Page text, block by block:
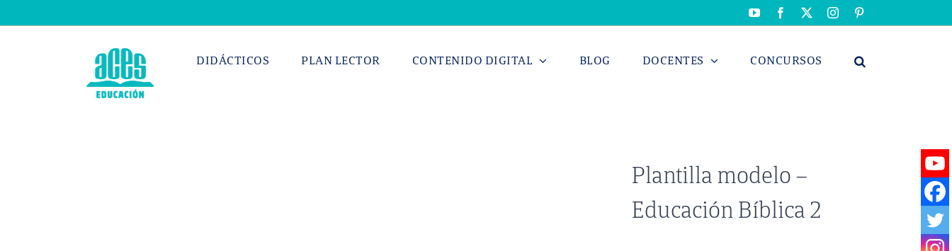
al
YouTubeFacebook Instagram
DIDÁCTICOS PLAN LECTOR CONTENIDO DIGITAL BLOG DOCENTES CONCURSOS
Plantilla modelo –
Educación Bíblica 2